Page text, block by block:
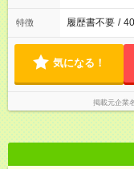
特徴 履歴書不要 /
気になる！
掲載元企業